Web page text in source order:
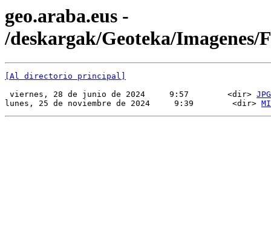
geo.araba.eus -
/deskargak/Geoteka/Imagenes/
[Al directorio principal]
viernes, 28 de junio de 2024     9:57        <dir> JPG
lunes, 25 de noviembre de 2024     9:39        <dir>